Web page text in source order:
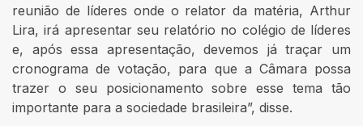
reunião de líderes onde o relator da matéria, Arthur
Lira, irá apresentar seu relatório no colégio de líderes
e, após essa apresentação, devemos já traçar um
cronograma de votação, para que a Câmara possa
trazer o seu posicionamento sobre esse tema tão
importante para a sociedade brasileira”, disse.